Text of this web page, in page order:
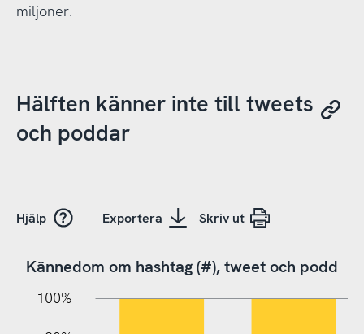
miljoner.
Hälften känner inte till tweets
och poddar
Hjälp Exportera Skriv ut
Kännedom om hashtag (#), tweet och podd
100%